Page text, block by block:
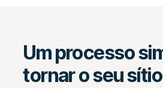
Um processo
tornar o seu